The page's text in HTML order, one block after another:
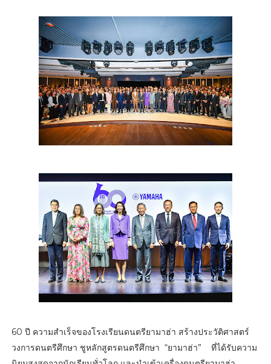
60 ปี ความสำเร็จของโรงเรียนดนตรียามาฮ่า สร้างประวัติศาสตร์
วงการดนตรีศึกษา ชูหลักสูตรดนตรีศึกษา “ยามาฮ่า” ที่ได้รับความ